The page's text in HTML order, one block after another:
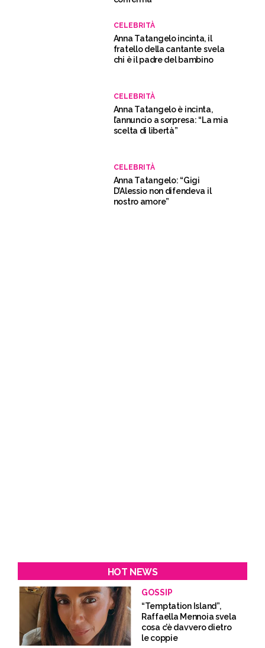
CELEBRITÀ
Anna Tatangelo incinta, il
fratello della cantante svela
chi è il padre del bambino
CELEBRITÀ
Anna Tatangelo è incinta,
l’annuncio a sorpresa: “La mia
scelta di libertà”
CELEBRITÀ
Anna Tatangelo: “Gigi
D’Alessio non difendeva il
nostro amore”
HOT NEWS
GOSSIP
“Temptation Island”,
Raffaella Mennoia svela
cosa c’è davvero dietro
le coppie